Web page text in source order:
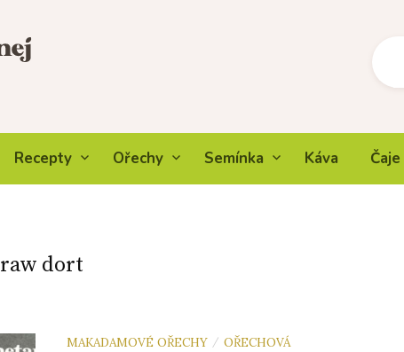
Recepty Ořechy Semínka Káva Čaje
raw dort
MAKADAMOVÉ OŘECHY / OŘECHOVÁ